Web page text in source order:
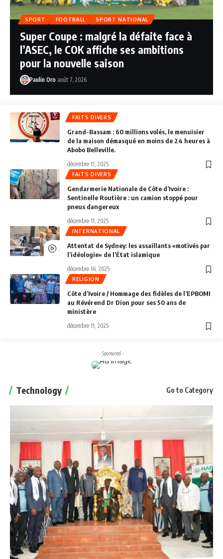
SPORT FOOTBALL SPORT NATIONAL
Super Coupe : malgré la défaite face à
l’ASEC, le COK affiche ses ambitions
pour la nouvelle saison
Paulin Oro août 7, 2026
FAITS DIVERS
Grand-Bassam : 60 millions volés, le menuisier
de la maison démasqué en moins de 24 heures à
Abobo Belleville.
décembre 11, 2025
FAITS DIVERS
Gendarmerie Nationale de Côte d’Ivoire :
Sentinelle Routière : un camion stoppé pour
pneus dangereux
décembre 11, 2025
INTERNATIONAL
Attentat de Sydney: les assaillants «motivés par
l’idéologie» de l’État islamique
décembre 16, 2025
RELIGION
Côte d’Ivoire / Hommage des fidèles de l’EPBOMI
au Révérend Dr Dion pour ses 50 ans de
ministère
décembre 11, 2025
- Sponsored -
Technology Go to Category